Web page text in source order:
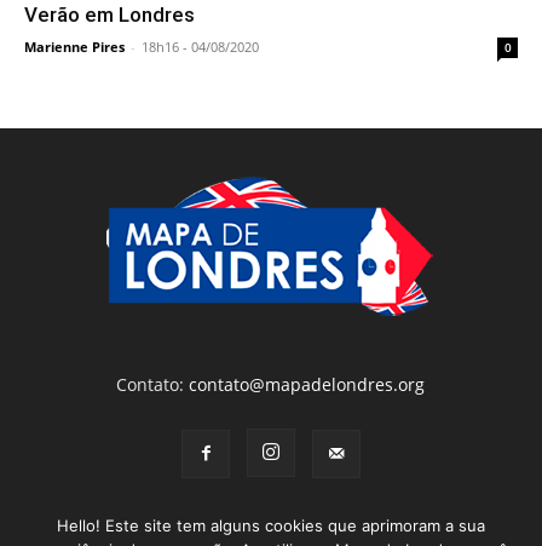
Verão em Londres
Marienne Pires - 18h16 - 04/08/2020 0
Contato:contato@mapadelondres.org
Hello! Este site tem alguns cookies que aprimoram a sua